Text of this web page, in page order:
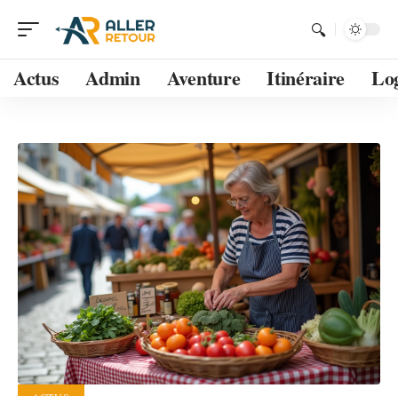
Actus Admin Aventure Itinéraire